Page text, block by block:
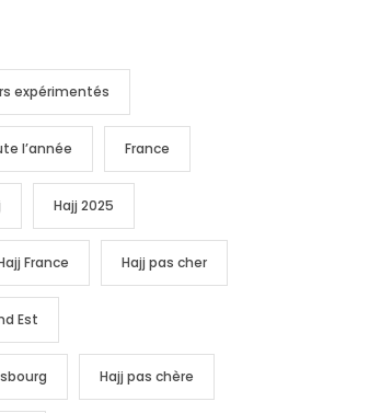
expérimentés
l’année France
Hajj 2025
France Hajj pas cher
Est
Hajj pas chère